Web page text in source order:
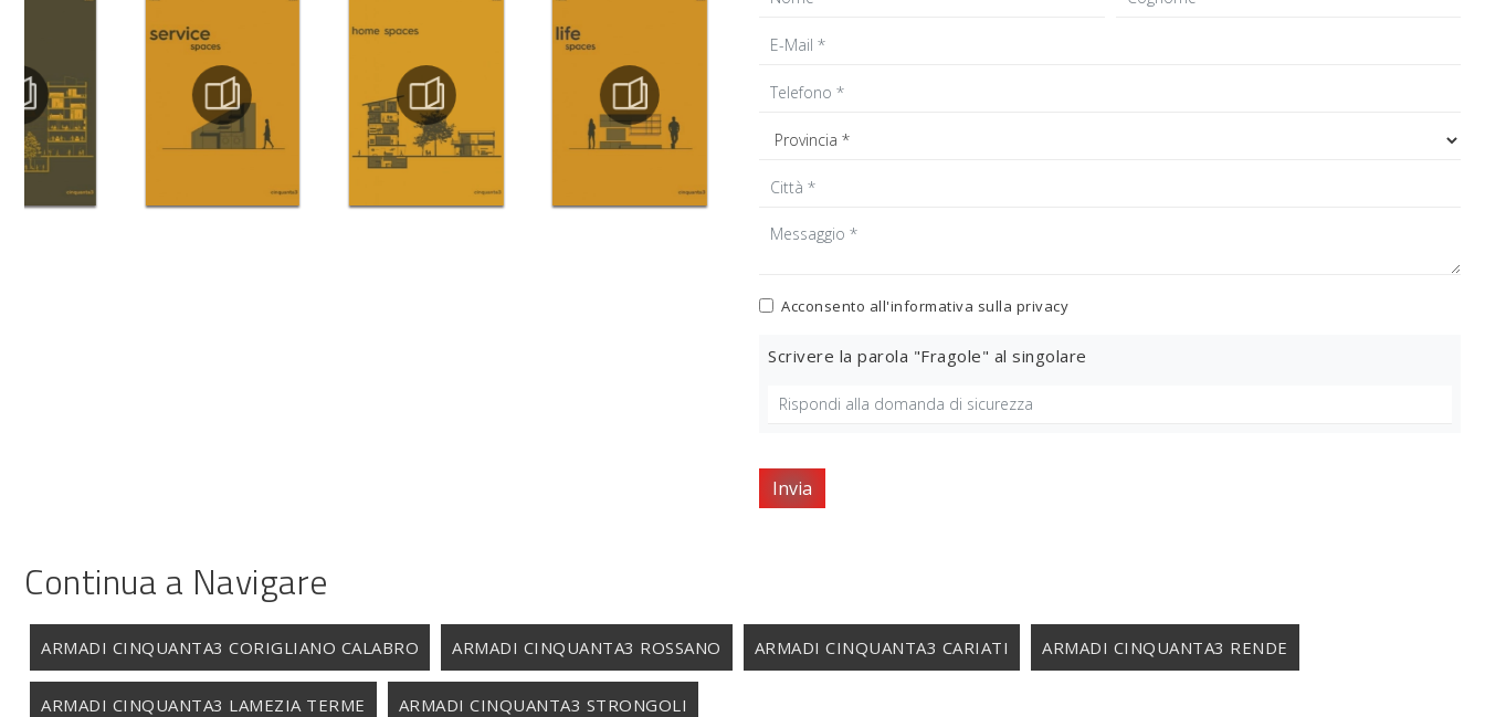
Acconsento all'informativa sulla privacy
Scrivere la parola "Fragole" al singolare
Invia
Continua a Navigare
ARMADI CINQUANTA3 CORIGLIANO CALABRO ARMADI CINQUANTA3 ROSSANO ARMADI CINQUANTA3 CARIATI ARMADI CINQUANTA3 RENDE
ARMADI CINQUANTA3 LAMEZIA TERME ARMADI CINQUANTA3 STRONGOLI